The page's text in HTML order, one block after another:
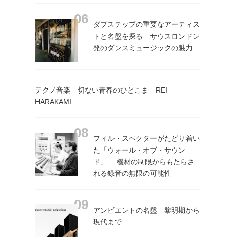
ダブステップの重要なアーティス
トと名盤を探る サウスロンドン
発のダンスミュージックの魅力
テクノ音楽 切ない青春のひとこま REI
HARAKAMI
フィル・スペクターがたどり着い
た「ウォール・オブ・サウン
ド」 機材の制限からもたらさ
れる録音の無限の可能性
アンビエントの名盤 黎明期から
現代まで